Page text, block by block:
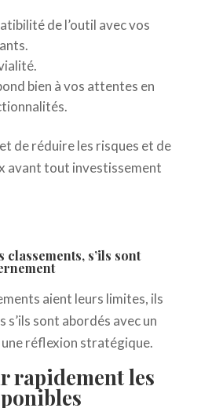
de l’outil avec vos
bien à vos attentes en
de réduire les risques et de
avant tout investissement
classements, s’ils sont
aient leurs limites, ils
s’ils sont abordés avec un
réflexion stratégique.
rapidement les